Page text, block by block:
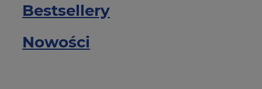
Nowości
Bestsellery